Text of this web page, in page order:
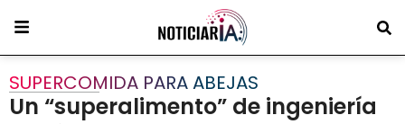
SUPERCOMIDA PARA ABEJAS
Un “superalimento” de ingeniería